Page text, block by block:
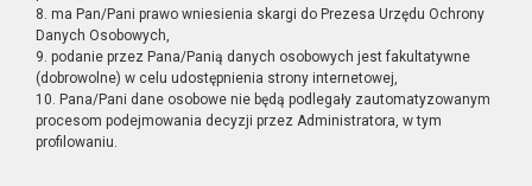
8. ma Pan/Pani prawo wniesienia skargi do Prezesa Urzędu Ochrony
Danych Osobowych,
9. podanie przez Pana/Panią danych osobowych jest fakultatywne
(dobrowolne) w celu udostępnienia strony internetowej,
10. Pana/Pani dane osobowe nie będą podlegały zautomatyzowanym
procesom podejmowania decyzji przez Administratora, w tym
profilowaniu.